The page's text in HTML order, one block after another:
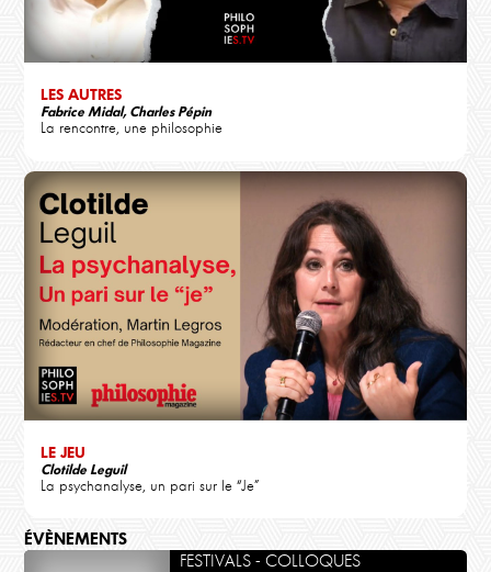
LES AUTRES
Fabrice Midal, Charles Pépin
La rencontre, une philosophie
LE JEU
Clotilde Leguil
La psychanalyse, un pari sur le “Je”
ÉVÈNEMENTS
FESTIVALS - COLLOQUES